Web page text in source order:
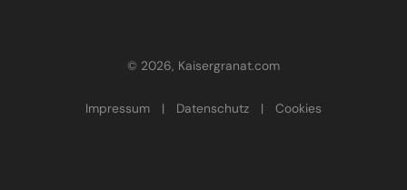
© 2026, Kaisergranat.com
Impressum | Datenschutz | Cookies